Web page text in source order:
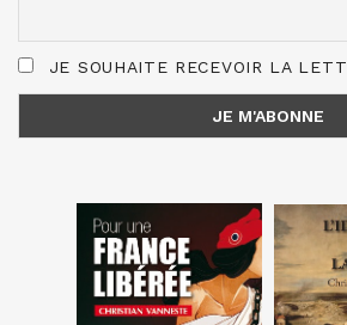
JE SOUHAITE RECEVOIR LA